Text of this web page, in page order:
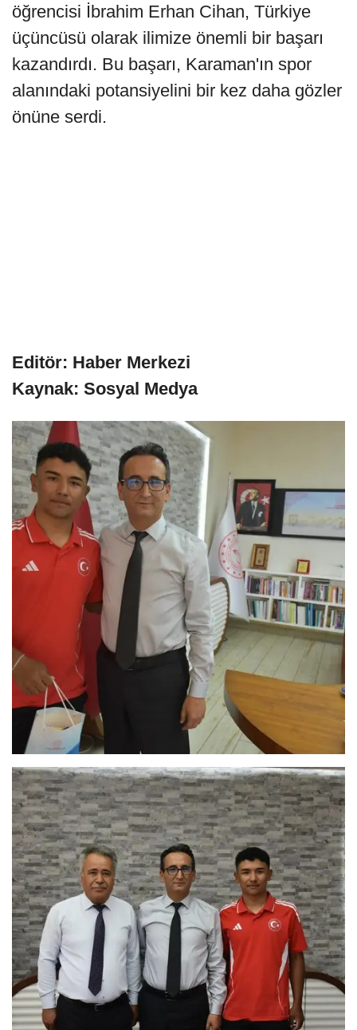
öğrencisi İbrahim Erhan Cihan, Türkiye
üçüncüsü olarak ilimize önemli bir başarı
kazandırdı. Bu başarı, Karaman'ın spor
alanındaki potansiyelini bir kez daha gözler
önüne serdi.
Editör: Haber Merkezi
Kaynak: Sosyal Medya